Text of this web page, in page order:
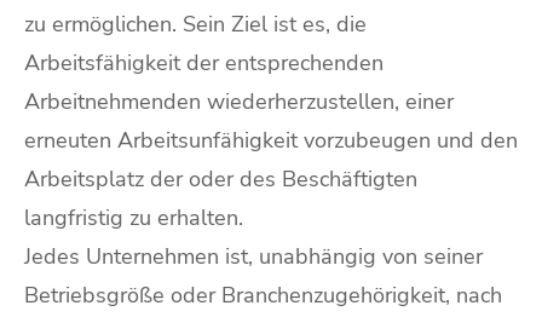
zu ermöglichen. Sein Ziel ist es, die
Arbeitsfähigkeit der entsprechenden
Arbeitnehmenden wiederherzustellen, einer
erneuten Arbeitsunfähigkeit vorzubeugen und den
Arbeitsplatz der oder des Beschäftigten
langfristig zu erhalten.
Jedes Unternehmen ist, unabhängig von seiner
Betriebsgröße oder Branchenzugehörigkeit, nach